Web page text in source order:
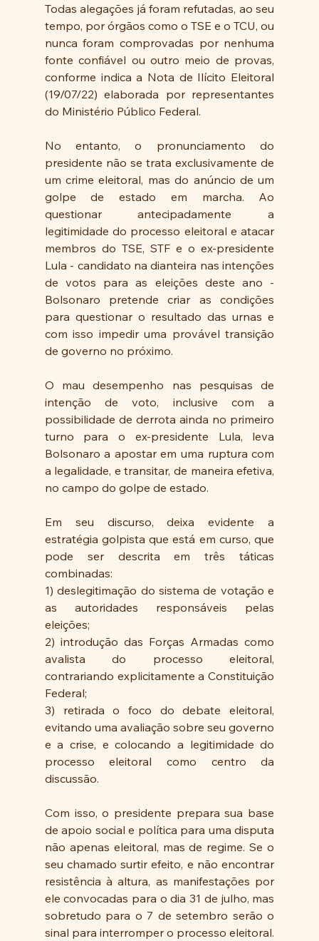
Todas alegações já foram refutadas, ao seu
tempo, por órgãos como o TSE e o TCU, ou
nunca foram comprovadas por nenhuma
fonte confiável ou outro meio de provas,
conforme indica a Nota de Ilícito Eleitoral
(19/07/22) elaborada por representantes
do Ministério Público Federal.
No entanto, o pronunciamento do
presidente não se trata exclusivamente de
um crime eleitoral, mas do anúncio de um
golpe de estado em marcha. Ao
questionar antecipadamente a
legitimidade do processo eleitoral e atacar
membros do TSE, STF e o ex-presidente
Lula - candidato na dianteira nas intenções
de votos para as eleições deste ano -
Bolsonaro pretende criar as condições
para questionar o resultado das urnas e
com isso impedir uma provável transição
de governo no próximo.
O mau desempenho nas pesquisas de
intenção de voto, inclusive com a
possibilidade de derrota ainda no primeiro
turno para o ex-presidente Lula, leva
Bolsonaro a apostar em uma ruptura com
a legalidade, e transitar, de maneira efetiva,
no campo do golpe de estado.
Em seu discurso, deixa evidente a
estratégia golpista que está em curso, que
pode ser descrita em três táticas
combinadas:
1) deslegitimação do sistema de votação e
as autoridades responsáveis pelas
eleições;
2) introdução das Forças Armadas como
avalista do processo eleitoral,
contrariando explicitamente a Constituição
Federal;
3) retirada o foco do debate eleitoral,
evitando uma avaliação sobre seu governo
e a crise, e colocando a legitimidade do
processo eleitoral como centro da
discussão.
Com isso, o presidente prepara sua base
de apoio social e política para uma disputa
não apenas eleitoral, mas de regime. Se o
seu chamado surtir efeito, e não encontrar
resistência à altura, as manifestações por
ele convocadas para o dia 31 de julho, mas
sobretudo para o 7 de setembro serão o
sinal para interromper o processo eleitoral.